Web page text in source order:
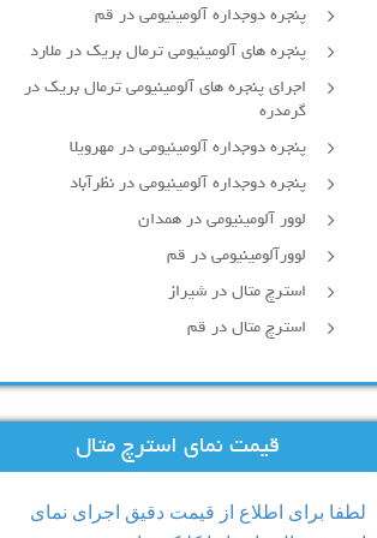
پنجره دوجداره آلومينيومی در قم
پنجره های آلومینیومی ترمال بریک در ملارد
اجرای پنجره های آلومینیومی ترمال بریک در
گرمدره
پنجره دوجداره آلومینیومی در مهرویلا
پنجره دوجداره آلومینیومی در نظرآباد
لوور آلومینیومی در همدان
لوورآلومینیومی در قم
استرچ متال در شیراز
استرچ متال در قم
قیمت نمای استرچ متال
لطفا برای اطلاع از قیمت دقیق اجرای نمای